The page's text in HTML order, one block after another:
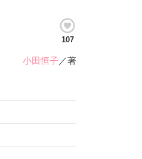
107
小田恒子 ／著